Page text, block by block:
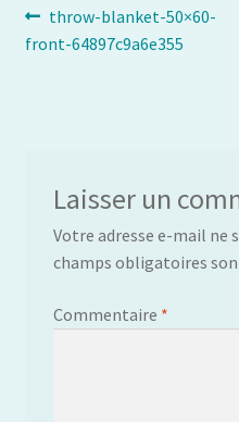
Navigation
de
Article
précédent :
throw-blanket-50×60-
front-64897c9a6e355
Laisser un
Votre adresse e-mail ne
champs obligatoires
Commentaire *